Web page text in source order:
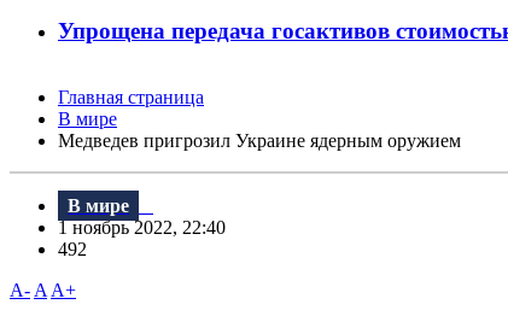
Упрощена передача госактивов
Главная страница
В мире
Медведев пригрозил Украине ядерным оружием
В мире
1 ноябрь 2022, 22:40
492
A- A A+